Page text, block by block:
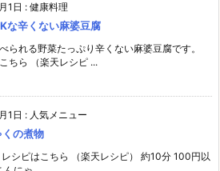
1日 : 健康料理
な辛くない麻婆豆腐
られる野菜たっぷり辛くない麻婆豆腐です。
ちら （楽天レシピ ...
1日 : 人気メニュー
くの煮物
シピはこちら （楽天レシピ） 約10分 100円以